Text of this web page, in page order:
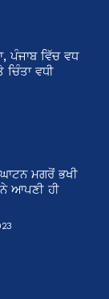
ਪੰਜਾਬ ਵਿੱਚ ਵਧ
ਚਿੰਤਾ ਵਧੀ
ਮਗਰੋਂ ਭਖੀ
ਆਪਣੀ ਹੀ